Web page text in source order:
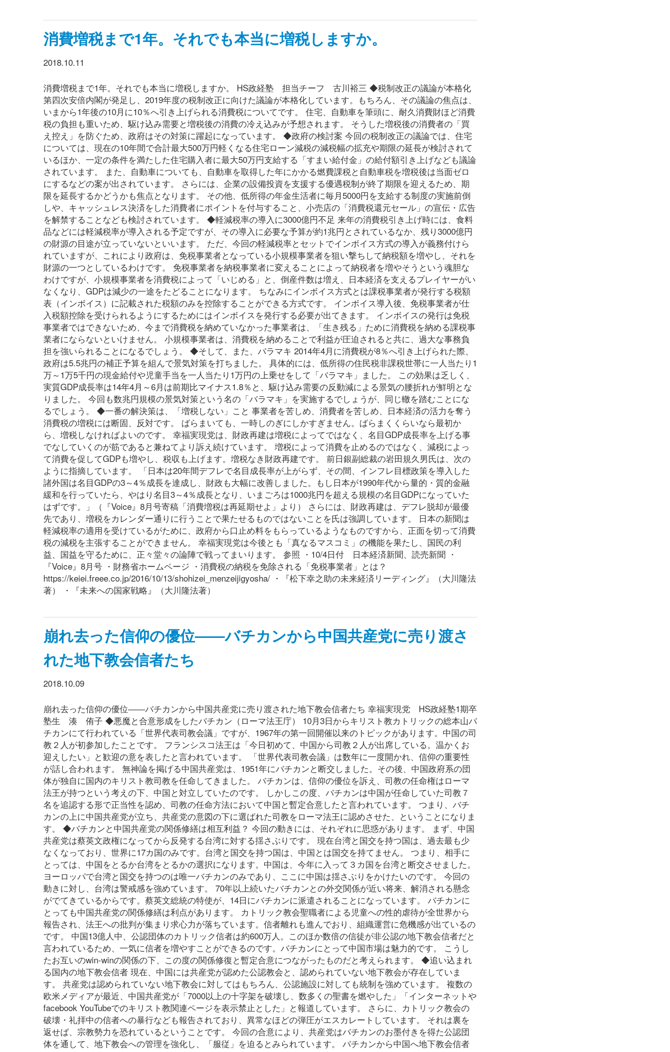
消費増税まで1年。それでも本当に増税しますか。
2018.10.11
消費増税まで1年。それでも本当に増税しますか。 HS政経塾 担当チーフ 古川裕三 ◆税制改正の議論が本格化
第四次安倍内閣が発足し、2019年度の税制改正に向けた議論が本格化しています。もちろん、その議論の焦点は、
いまから1年後の10月に10％へ引き上げられる消費税についてです。 住宅、自動車を筆頭に、耐久消費財ほど消費
税の負担も重いため、駆け込み需要と増税後の消費の冷え込みが予想されます。 そうした増税後の消費者の「買
え控え」を防ぐため、政府はその対策に躍起になっています。 ◆政府の検討案 今回の税制改正の議論では、住宅
については、現在の10年間で合計最大500万円軽くなる住宅ローン減税の減税幅の拡充や期限の延長が検討されて
いるほか、一定の条件を満たした住宅購入者に最大50万円支給する「すまい給付金」の給付額引き上げなども議論
されています。 また、自動車についても、自動車を取得した年にかかる燃費課税と自動車税を増税後は当面ゼロ
にするなどの案が出されています。 さらには、企業の設備投資を支援する優遇税制が終了期限を迎えるため、期
限を延長するかどうかも焦点となります。 その他、低所得の年金生活者に毎月5000円を支給する制度の実施前倒
しや、キャッシュレス決済をした消費者にポイントを付与すること、小売店の「消費税還元セール」の宣伝・広告
を解禁することなども検討されています。 ◆軽減税率の導入に3000億円不足 来年の消費税引き上げ時には、食料
品などには軽減税率が導入される予定ですが、その導入に必要な予算が約1兆円とされているなか、残り3000億円
の財源の目途が立っていないといいます。 ただ、今回の軽減税率とセットでインボイス方式の導入が義務付けら
れていますが、これにより政府は、免税事業者となっている小規模事業者を狙い撃ちして納税額を増やし、それを
財源の一つとしているわけです。 免税事業者を納税事業者に変えることによって納税者を増やそうという魂胆な
わけですが、小規模事業者を消費税によって「いじめる」と、倒産件数は増え、日本経済を支えるプレイヤーがい
なくなり、GDPは減少の一途をたどることになります。 ちなみにインボイス方式とは課税事業者が発行する税額
表（インボイス）に記載された税額のみを控除することができる方式です。 インボイス導入後、免税事業者が仕
入税額控除を受けられるようにするためにはインボイスを発行する必要が出てきます。 インボイスの発行は免税
事業者ではできないため、今まで消費税を納めていなかった事業者は、「生き残る」ために消費税を納める課税事
業者にならないといけません。 小規模事業者は、消費税を納めることで利益が圧迫されると共に、過大な事務負
担を強いられることになるでしょう。 ◆そして、また、バラマキ 2014年4月に消費税が8％へ引き上げられた際、
政府は5.5兆円の補正予算を組んで景気対策を打ちました。 具体的には、低所得の住民税非課税世帯に一人当たり1
万～1万5千円の現金給付や児童手当を一人当たり1万円の上乗せをして「バラマキ」ました。 この効果は乏しく、
実質GDP成長率は14年4月～6月は前期比マイナス1.8％と、駆け込み需要の反動減による景気の腰折れが鮮明とな
りました。 今回も数兆円規模の景気対策という名の「バラマキ」を実施するでしょうが、同じ轍を踏むことにな
るでしょう。 ◆一番の解決策は、「増税しない」こと 事業者を苦しめ、消費者を苦しめ、日本経済の活力を奪う
消費税の増税には断固、反対です。 ばらまいても、一時しのぎにしかすぎません。ばらまくくらいなら最初か
ら、増税しなければよいのです。 幸福実現党は、財政再建は増税によってではなく、名目GDP成長率を上げる事
でなしていくのが筋であると兼ねてより訴え続けています。 増税によって消費を止めるのではなく、減税によっ
て消費を促してGDPも増やし、税収も上げます。増税なき財政再建です。 前日銀副総裁の岩田規久男氏は、次の
ように指摘しています。 「日本は20年間デフレで名目成長率が上がらず、その間、インフレ目標政策を導入した
諸外国は名目GDPの3～4％成長を達成し、財政も大幅に改善しました。もし日本が1990年代から量的・質的金融
緩和を行っていたら、やはり名目3～4％成長となり、いまごろは1000兆円を超える規模の名目GDPになっていた
はずです。」（『Voice』8月号寄稿「消費増税は再延期せよ」より） さらには、財政再建は、デフレ脱却が最優
先であり、増税をカレンダー通りに行うことで果たせるものではないことを氏は強調しています。 日本の新聞は
軽減税率の適用を受けているがために、政府から口止め料をもらっているようなものですから、正面を切って消費
税の減税を主張することができません。 幸福実現党は今後とも「真なるマスコミ」の機能を果たし、国民の利
益、国益を守るために、正々堂々の論陣で戦ってまいります。 参照 ・10/4日付 日本経済新聞、読売新聞 ・
『Voice』8月号 ・財務省ホームページ ・消費税の納税を免除される「免税事業者」とは？
https://keiei.freee.co.jp/2016/10/13/shohizei_menzeijigyosha/ ・『松下幸之助の未来経済リーディング』（大川隆法
著） ・『未来への国家戦略』（大川隆法著）
崩れ去った信仰の優位――バチカンから中国共産党に売り渡さ
れた地下教会信者たち
2018.10.09
崩れ去った信仰の優位――バチカンから中国共産党に売り渡された地下教会信者たち 幸福実現党 HS政経塾1期卒
塾生 湊 侑子 ◆悪魔と合意形成をしたバチカン（ローマ法王庁） 10月3日からキリスト教カトリックの総本山バ
チカンにて行われている「世界代表司教会議」ですが、1967年の第一回開催以来のトピックがあります。中国の司
教２人が初参加したことです。 フランシスコ法王は「今日初めて、中国から司教２人が出席している。温かくお
迎えしたい」と歓迎の意を表したと言われています。 「世界代表司教会議」は数年に一度開かれ、信仰の重要性
が話し合われます。 無神論を掲げる中国共産党は、1951年にバチカンと断交しました。その後、中国政府系の団
体が独自に国内のキリスト教司教を任命してきました。 バチカンは、信仰の優位を訴え、司教の任命権はローマ
法王が持つという考えの下、中国と対立していたのです。 しかしこの度、バチカンは中国が任命していた司教７
名を追認する形で正当性を認め、司教の任命方法において中国と暫定合意したと言われています。 つまり、バチ
カンの上に中国共産党が立ち、共産党の意図の下に選ばれた司教をローマ法王に認めさせた、ということになりま
す。 ◆バチカンと中国共産党の関係修繕は相互利益？ 今回の動きには、それぞれに思惑があります。 まず、中国
共産党は蔡英文政権になってから反発する台湾に対する揺さぶりです。 現在台湾と国交を持つ国は、過去最も少
なくなっており、世界に17カ国のみです。台湾と国交を持つ国は、中国とは国交を持てません。 つまり、相手に
とっては、中国をとるか台湾をとるかの選択になります。中国は、今年に入って３カ国を台湾と断交させました。
ヨーロッパで台湾と国交を持つのは唯一バチカンのみであり、ここに中国は揺さぶりをかけたいのです。 今回の
動きに対し、台湾は警戒感を強めています。 70年以上続いたバチカンとの外交関係が近い将来、解消される懸念
がでてきているからです。蔡英文総統の特使が、14日にバチカンに派遣されることになっています。 バチカンに
とっても中国共産党の関係修繕は利点があります。 カトリック教会聖職者による児童への性的虐待が全世界から
報告され、法王への批判が集まり求心力が落ちています。信者離れも進んでおり、組織運営に危機感が出ているの
です。 中国13億人中、公認団体のカトリック信者は約600万人。このほか数倍の信徒が非公認の地下教会信者だと
言われているため、一気に信者を増やすことができるのです。バチカンにとって中国市場は魅力的です。 こうし
たお互いのwin‐winの関係の下、この度の関係修復と暫定合意につながったものだと考えられます。 ◆追い込まれ
る国内の地下教会信者 現在、中国には共産党が認めた公認教会と、認められていない地下教会が存在していま
す。 共産党は認められていない地下教会に対してはもちろん、公認施設に対しても統制を強めています。 複数の
欧米メディアが最近、中国共産党が「7000以上の十字架を破壊し、数多くの聖書を燃やした」「インターネットや
facebook YouTubeでのキリスト教関連ページを表示禁止とした」と報道しています。 さらに、カトリック教会の
破壊・礼拝中の信者への暴行なども報告されており、異常なほどの弾圧がエスカレートしています。 それは裏を
返せば、宗教勢力を恐れているということです。 今回の合意により、共産党はバチカンのお墨付きを得た公認団
体を通して、地下教会への管理を強化し、「服従」を迫るとみられています。 バチカンから中国へ地下教会信者